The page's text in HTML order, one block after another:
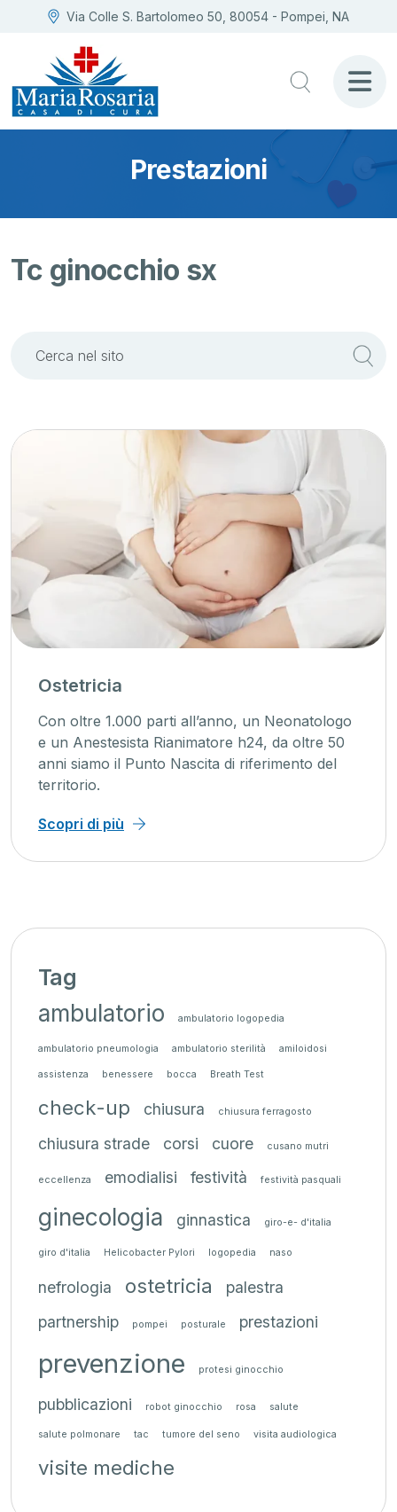
Via Colle S. Bartolomeo 50, 80054 - Pompei, NA
Prestazioni
Tc ginocchio sx
Ostetricia
Con oltre 1.000 parti all’anno, un Neonatologo
e un Anestesista Rianimatore h24, da oltre 50
anni siamo il Punto Nascita di riferimento del
territorio.
Scopri di più
Tag
ambulatorio ambulatorio logopedia
ambulatorio pneumologia ambulatorio sterilità amiloidosi
assistenza benessere bocca Breath Test
check-up chiusura chiusura ferragosto
chiusura strade corsi cuore cusano mutri
eccellenza emodialisi festività festività pasquali
ginecologia ginnastica giro-e- d'italia
giro d'italia Helicobacter Pylori logopedia naso
nefrologia ostetricia
palestra
partnership
pompei posturale prestazioni
prevenzione protesi ginocchio
pubblicazioni robot ginocchio rosa salute
salute polmonare tac tumore del seno visita audiologica
visite mediche